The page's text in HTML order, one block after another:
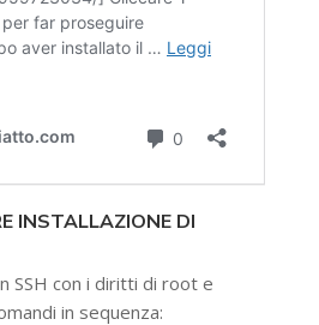
INSTALLAZIONE DI
SSH con i diritti di root e
in sequenza: